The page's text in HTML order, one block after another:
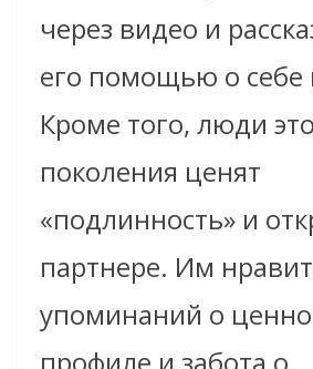
через видео и
его помощью о себе
Кроме того, люди
поколения ценят
«подлинность» и
партнере. Им
упоминаний о
профиле и забота о